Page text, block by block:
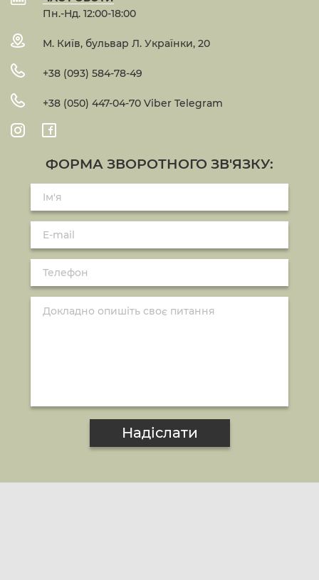
Пн.-Нд. 12:00-18:00
М. Київ, бульвар Л. Українки, 20
+38 (093) 584-78-49
+38 (050) 447-04-70 Viber Telegram
ФОРМА ЗВОРОТНОГО ЗВ'ЯЗКУ:
Надіслати